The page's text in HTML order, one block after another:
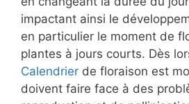
impactant ainsi le
en particulier le moment de
plantes à jours courts. Dès
Calendrier de floraison est
doivent faire face à des